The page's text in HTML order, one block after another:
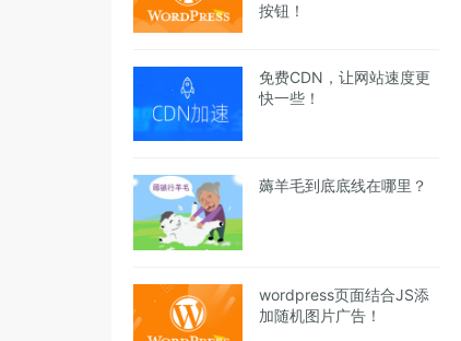
按钮！
免费CDN，让网站速度更
快一些！
薅羊毛到底底线在哪里？
wordpress页面结合JS添
加随机图片广告！